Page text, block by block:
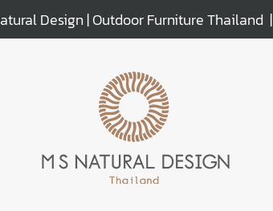
Design | Outdoor Furniture Thailand |